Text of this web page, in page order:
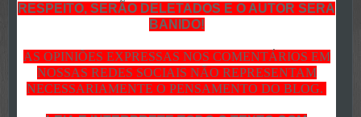
RESPEITO, SERÃO DELETADOS E O AUTOR SERA
BANIDO!
AS OPINIÕES EXPRESSAS NOS COMENTÁRIOS EM
NOSSAS REDES SOCIAIS NÃO REPRESENTAM
NECESSARIAMENTE O PENSAMENTO DO BLOG.